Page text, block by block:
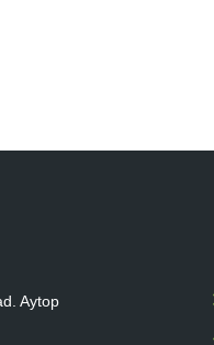
Aytop